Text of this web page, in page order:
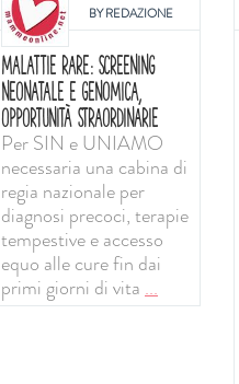
BYREDAZIONE
MALATTIE RARE: SCREENING
NEONATALE E GENOMICA,
OPPORTUNITÀ STRAORDINARIE
Per SIN e UNIAMO
necessaria una cabina di
regia nazionale per
diagnosi precoci, terapie
tempestive e accesso
equo alle cure fin dai
primi giorni di vita ...